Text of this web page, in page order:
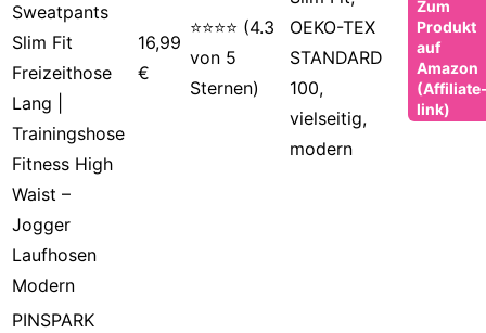
Sweatpants
Slim Fit
Freizeithose
Lang |
Trainingshose
Fitness High
Waist –
Jogger
Laufhosen
Modern
16,99
€
⭐⭐⭐⭐ (4.3
von 5
Sternen)
OEKO-TEX
STANDARD
100,
vielseitig,
modern
Zum
Produkt
auf
Amazon
link)
PINSPARK